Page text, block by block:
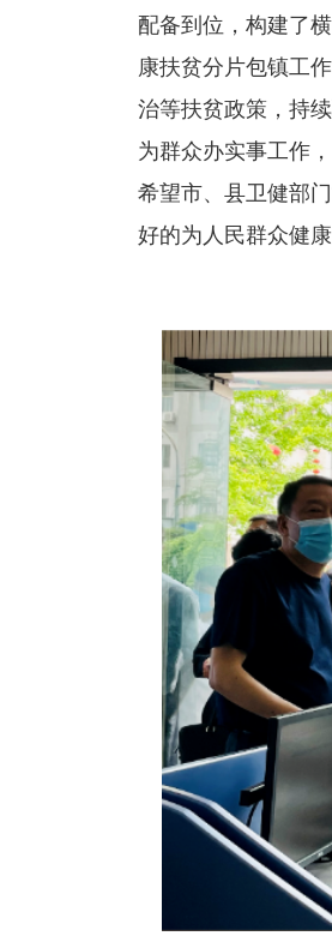
配备到位，构建了
康扶贫分片包镇工
治等扶贫政策，持
为群众办实事工作
希望市、县卫健部
好的为人民群众健康